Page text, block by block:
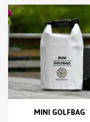
MINI GOLFBAG